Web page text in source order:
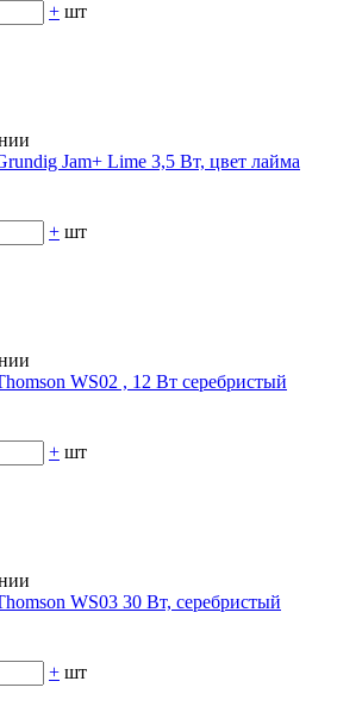
+ шт
Jam+ Lime 3,5 Вт, цвет лайма
+ шт
WS02 , 12 Вт серебристый
+ шт
WS03 30 Вт, серебристый
+ шт